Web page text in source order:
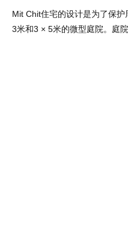
Mit Chit住宅的设计是为了保
3米和3 × 5米的微型庭院。庭